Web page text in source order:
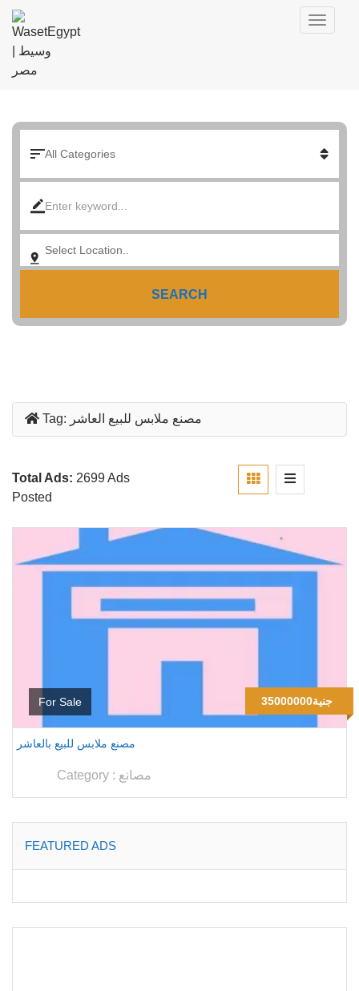
SEARCH
Tag: مصنع ملابس للبيع العاشر
Total Ads: 2699 Ads
Posted
For Sale 35000000جنية
مصنع ملابس للبيع بالعاشر
Category : مصانع
FEATURED ADS